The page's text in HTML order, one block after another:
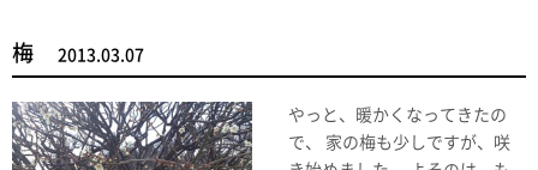
梅 2013.03.07
やっと、暖かくなってきたの
で、 家の梅も少しですが、咲